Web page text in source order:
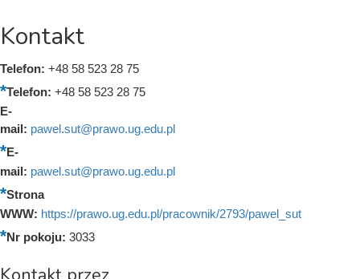
Kontakt
Telefon: +48 58 523 28 75
Telefon: +48 58 523 28 75
E-
mail: pawel.sut@prawo.ug.edu.pl
E-
mail: pawel.sut@prawo.ug.edu.pl
Strona
WWW: https://prawo.ug.edu.pl/pracownik/2793/pawel_sut
Nr pokoju: 3033